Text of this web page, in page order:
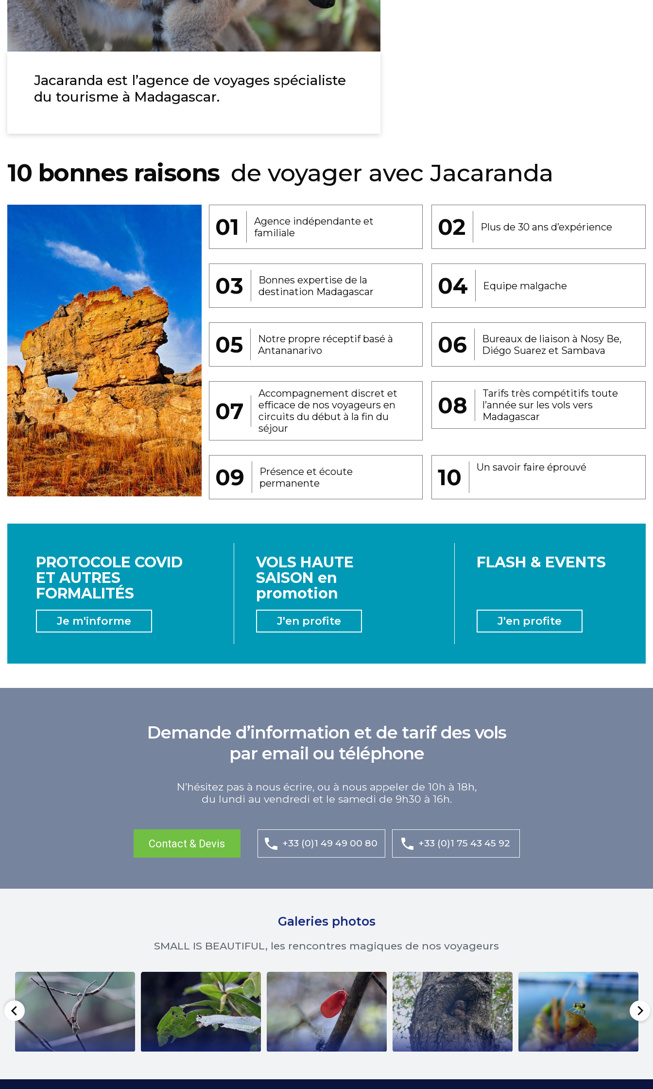
Jacaranda est l’agence de voyages spécialiste
du tourisme à Madagascar.
10 bonnes raisons de voyager avec Jacaranda
Agence indépendante et
familiale
Plus de 30 ans d’expérience
Bonnes expertise de la
destination Madagascar
Equipe malgache
Notre propre réceptif basé à
Antananarivo
Bureaux de liaison à Nosy Be,
Diégo Suarez et Sambava
Accompagnement discret et
efficace de nos voyageurs en
circuits du début à la fin du
séjour
Tarifs très compétitifs toute
l’année sur les vols vers
Madagascar
Présence et écoute
permanente
Un savoir faire éprouvé
PROTOCOLE COVID
ET AUTRES
FORMALITÉS
Je m'informe
VOLS HAUTE
SAISON en
promotion
J'en profite
FLASH & EVENTS
J'en profite
Demande d’information et de tarif des vols
par email ou téléphone
N’hésitez pas à nous écrire, ou à nous appeler de 10h à 18h,
du lundi au vendredi et le samedi de 9h30 à 16h.
Contact & Devis +33 (0)1 49 49 00 80 +33 (0)1 75 43 45 92
Galeries photos
SMALL IS BEAUTIFUL, les rencontres magiques de nos voyageurs